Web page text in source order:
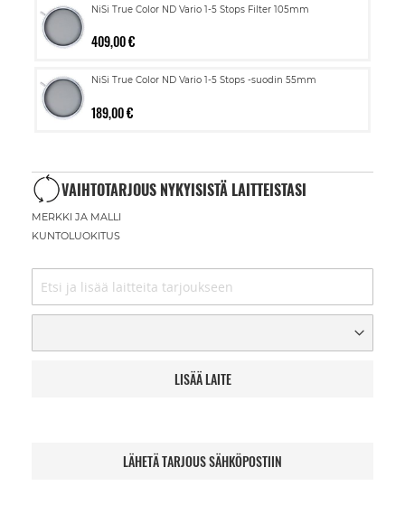
NiSi True Color ND Vario 1-5 Stops Filter 105mm
409,00 €
NiSi True Color ND Vario 1-5 Stops -suodin 55mm
189,00 €
VAIHTOTARJOUS NYKYISISTÄ LAITTEISTASI
MERKKI JA MALLI
KUNTOLUOKITUS
LISÄÄ LAITE
LÄHETÄ TARJOUS SÄHKÖPOSTIIN